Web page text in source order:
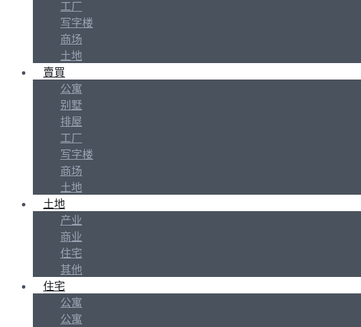
工厂
写字楼
商场
土地
賣買
公寓
别墅
排屋
工厂
写字楼
商场
土地
土地
产业
商业
住宅
其他
住宅
公寓
公寓